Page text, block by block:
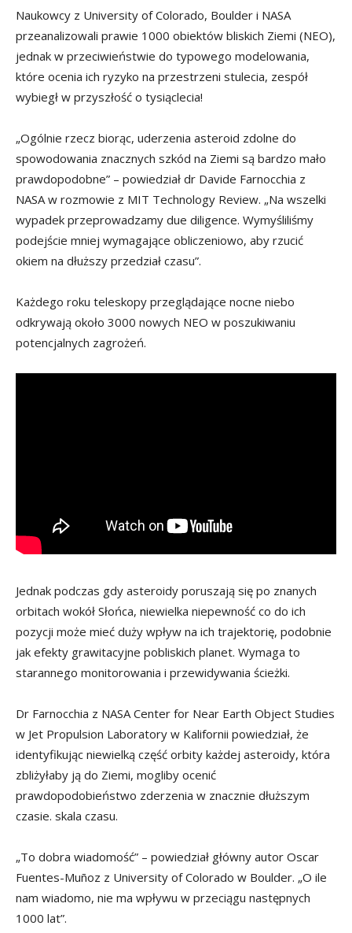
Naukowcy z University of Colorado, Boulder i NASA
przeanalizowali prawie 1000 obiektów bliskich Ziemi (NEO),
jednak w przeciwieństwie do typowego modelowania,
które ocenia ich ryzyko na przestrzeni stulecia, zespół
wybiegł w przyszłość o tysiąclecia!
„Ogólnie rzecz biorąc, uderzenia asteroid zdolne do
spowodowania znacznych szkód na Ziemi są bardzo mało
prawdopodobne” – powiedział dr Davide Farnocchia z
NASA w rozmowie z MIT Technology Review. „Na wszelki
wypadek przeprowadzamy due diligence. Wymyśliliśmy
podejście mniej wymagające obliczeniowo, aby rzucić
okiem na dłuższy przedział czasu”.
Każdego roku teleskopy przeglądające nocne niebo
odkrywają około 3000 nowych NEO w poszukiwaniu
potencjalnych zagrożeń.
Jednak podczas gdy asteroidy poruszają się po znanych
orbitach wokół Słońca, niewielka niepewność co do ich
pozycji może mieć duży wpływ na ich trajektorię, podobnie
jak efekty grawitacyjne pobliskich planet. Wymaga to
starannego monitorowania i przewidywania ścieżki.
Dr Farnocchia z NASA Center for Near Earth Object Studies
w Jet Propulsion Laboratory w Kalifornii powiedział, że
identyfikując niewielką część orbity każdej asteroidy, która
zbliżyłaby ją do Ziemi, mogliby ocenić
prawdopodobieństwo zderzenia w znacznie dłuższym
czasie. skala czasu.
„To dobra wiadomość” – powiedział główny autor Oscar
Fuentes-Muñoz z University of Colorado w Boulder. „O ile
nam wiadomo, nie ma wpływu w przeciągu następnych
1000 lat”.